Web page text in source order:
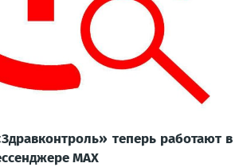
теперь работают в
MAX